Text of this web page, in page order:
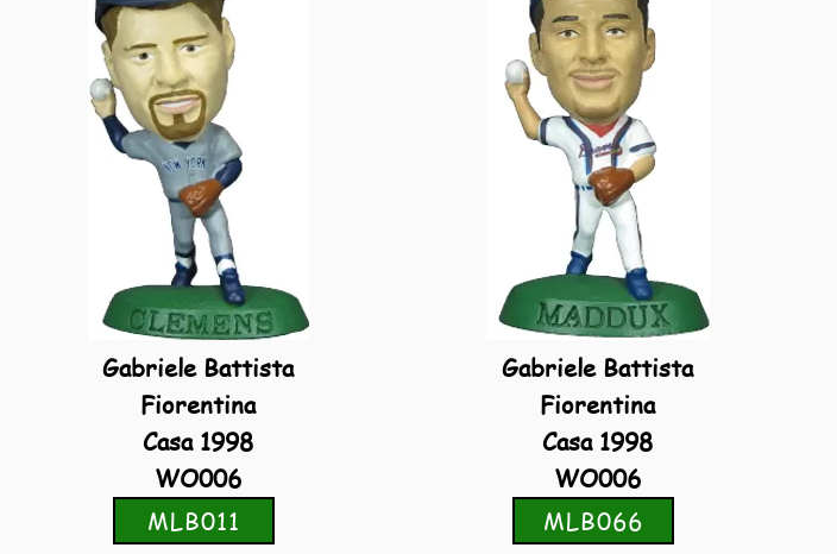
Giovanni Stroppa per l'Udinese è
foglio informativo.
ELENCO FIGURE:
SER060 - Giovanni Stroppa -
Gabriele Battista
Fiorentina
Casa 1998
WO006
MLB011
Gabriele Battista
Fiorentina
Casa 1998
WO006
MLB066